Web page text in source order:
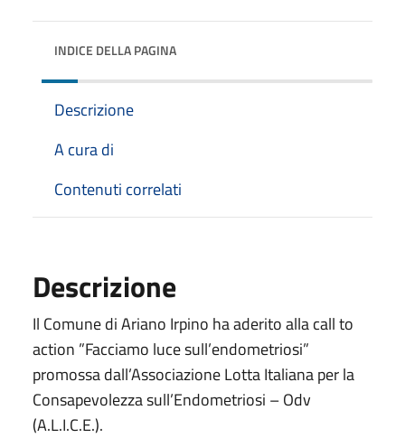
INDICE DELLA PAGINA
Descrizione
A cura di
Contenuti correlati
Descrizione
Il Comune di Ariano Irpino ha aderito alla call to
action ”Facciamo luce sull’endometriosi”
promossa dall’Associazione Lotta Italiana per la
Consapevolezza sull’Endometriosi – Odv
(A.L.I.C.E.).